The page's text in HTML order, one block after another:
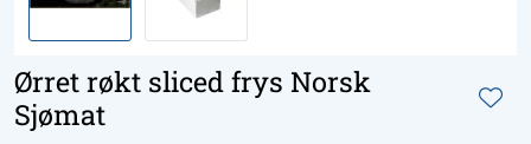
Ørret røkt sliced frys Norsk
Sjømat